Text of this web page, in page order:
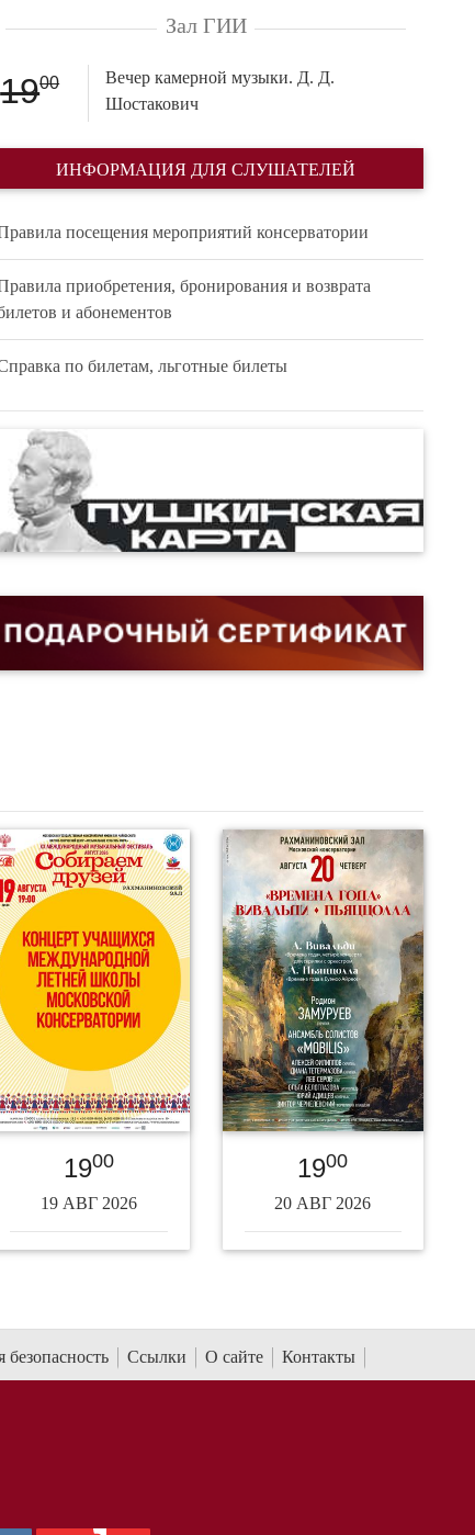
Зал ГИИ
1900
Вечер камерной музыки. Д. Д.
Шостакович
ИНФОРМАЦИЯ ДЛЯ СЛУШАТЕЛЕЙ
посещения мероприятий консерватории
приобретения, бронирования и возврата
и абонементов
по билетам, льготные билеты
1900
19 АВГ 2026
1900
20 АВГ 2026
Ссылки О сайте Контакты